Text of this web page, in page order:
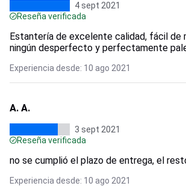
4 sept 2021
Reseña verificada
Estantería de excelente calidad, fácil de
ningún desperfecto y perfectamente
Experiencia desde: 10 ago 2021
A. A.
3 sept 2021
Reseña verificada
no se cumplió el plazo de entrega, el
Experiencia desde: 10 ago 2021